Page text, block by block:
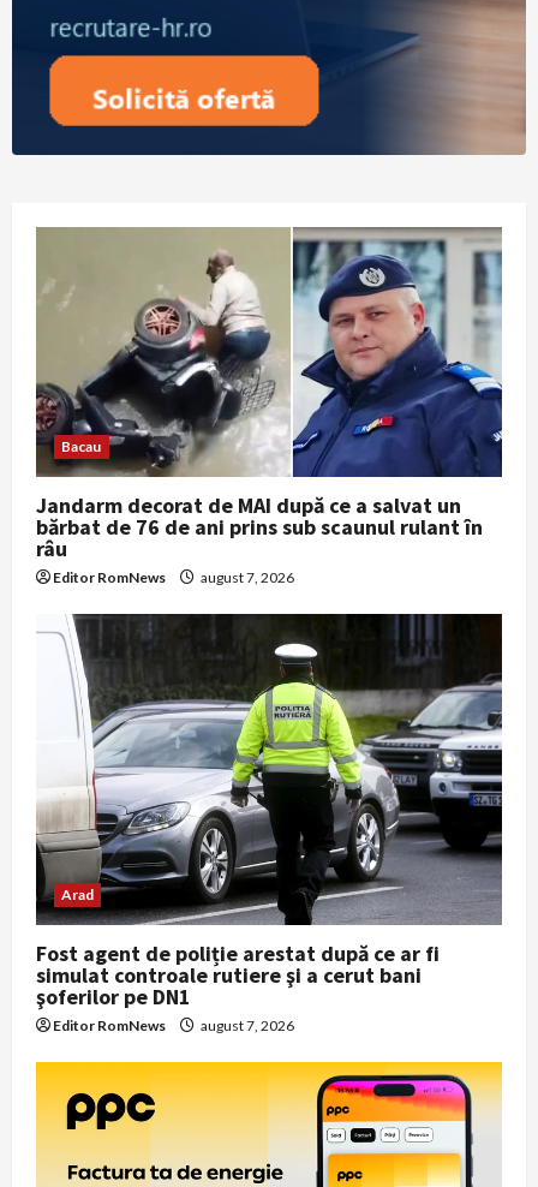
Bacau
Jandarm decorat de MAI după ce a salvat un
bărbat de 76 de ani prins sub scaunul rulant în
râu
Editor RomNews august 7, 2026
Arad
Fost agent de poliție arestat după ce ar fi
simulat controale rutiere şi a cerut bani
şoferilor pe DN1
Editor RomNews august 7, 2026